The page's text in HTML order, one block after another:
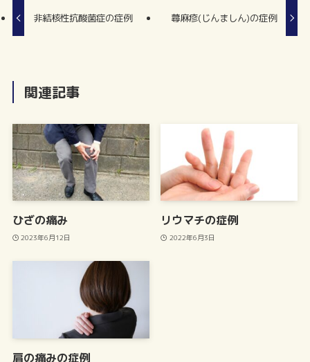
非結核性抗酸菌症の症例 蕁麻疹(じんましん)の症例
関連記事
ひざの痛み
2023年6月12日
リウマチの症例
2022年6月3日
肩の痛みの症例